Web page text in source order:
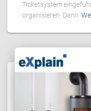
Ticketsystem
organisieren. Dann